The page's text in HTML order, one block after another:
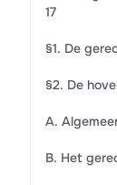
17
§1. De
§2. De
A.
B. Het